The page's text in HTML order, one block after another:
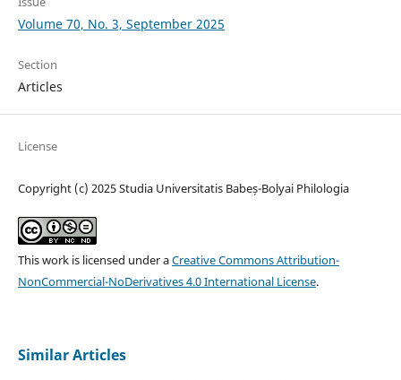
Volume 70, No. 3, September 2025
Section
Articles
License
Copyright (c) 2025 Studia Universitatis Babeș-Bolyai Philologia
This work is licensed under aCreative Commons Attribution-
NonCommercial-NoDerivatives 4.0 International License.
Similar Articles